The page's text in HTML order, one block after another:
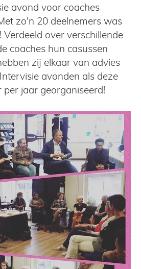
avond voor coaches
zo'n 20 deelnemers was
over verschillende
coaches hun casussen
zij elkaar van advies
avonden als deze
jaar georganiseerd!